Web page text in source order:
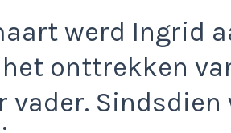
werd Ingrid
onttrekken
vader.